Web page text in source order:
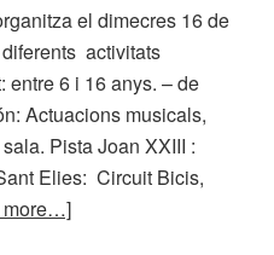
el dimecres 16 de
activitats
entre 6 i 16 anys. – de
Actuacions musicals,
Pista Joan XXIII :
Elies: Circuit Bicis,
more…]